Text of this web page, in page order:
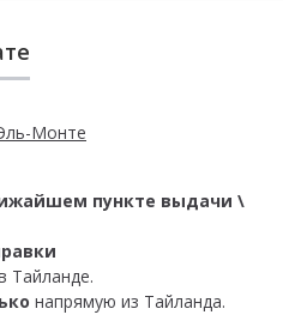
Монте
пункте выдачи \
Тайланде.
напрямую из Тайланда.